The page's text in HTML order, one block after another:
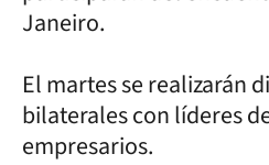
Janeiro.
El martes se realizarán
bilaterales con líderes
empresarios.